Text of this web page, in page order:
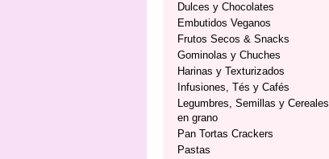
Dulces y Chocolates
Embutidos Veganos
Frutos Secos & Snacks
Gominolas y Chuches
Harinas y Texturizados
Infusiones, Tés y Cafés
Legumbres, Semillas y Cereales
en grano
Pan Tortas Crackers
Pastas